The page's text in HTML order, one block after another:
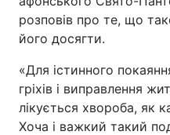
розповів про те, що
його досягти.
«Для істинного
гріхів і виправлення
лікується хвороба, як
Хоча і важкий такий